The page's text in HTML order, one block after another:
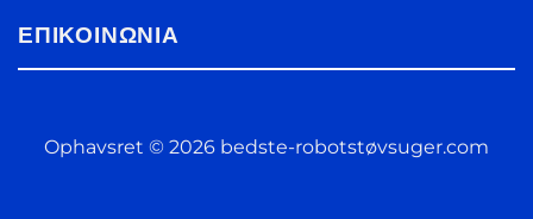
ΕΠΙΚΟΙΝΩΝΊΑ
Ophavsret © 2026 bedste-robotstøvsuger.com